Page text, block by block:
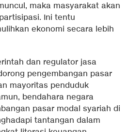
maka masyarakat akan
Ini tentu
ekonomi secara lebih
dan regulator jasa
pengembangan pasar
mayoritas penduduk
bendahara negara
pasar modal syariah di
tantangan dalam